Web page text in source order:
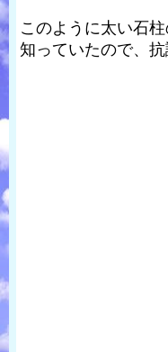
このように太い石
知っていたので、抗